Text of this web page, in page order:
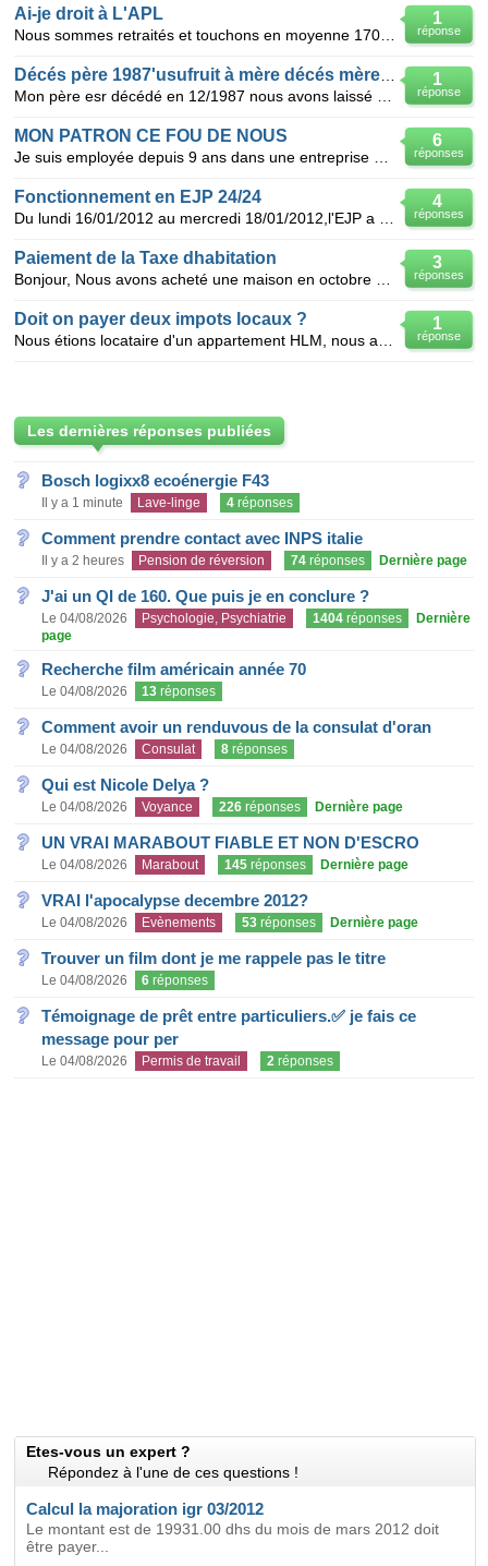
1
réponse
Ai-je droit à L'APL
1
réponse
6
réponses
MON PATRON CE FOU DE NOUS
4
réponses
Fonctionnement en EJP 24/24
3
réponses
Paiement de la Taxe dhabitation
1
réponse
Doit on payer deux impots locaux ?
Les dernières réponses publiées
Bosch logixx8 ecoénergie F43
Il y a 1 minute Lave-linge 4 réponses
Comment prendre contact avec INPS italie
Il y a 2 heures Pension de réversion 74 réponses Dernière page
J'ai un QI de 160. Que puis je en conclure ?
Le 04/08/2026 Psychologie, Psychiatrie 1404 réponses
Dernière
page
Recherche film américain année 70
Le 04/08/2026 13 réponses
Comment avoir un renduvous de la consulat d'oran
Le 04/08/2026 Consulat 8 réponses
Qui est Nicole Delya ?
Le 04/08/2026 Voyance 226 réponses Dernière page
UN VRAI MARABOUT FIABLE ET NON D'ESCRO
Le 04/08/2026 Marabout 145 réponses Dernière page
VRAI l'apocalypse decembre 2012?
Le 04/08/2026 Evènements 53 réponses Dernière page
Trouver un film dont je me rappele pas le titre
Le 04/08/2026 6 réponses
Témoignage de prêt entre particuliers.✅ je fais ce
message pour per
Le 04/08/2026 Permis de travail 2 réponses
Etes-vous un expert ?
Répondez à l'une de ces questions !
Calcul la majoration igr 03/2012
Le montant est de 19931.00 dhs du mois de mars 2012 doit
être payer...